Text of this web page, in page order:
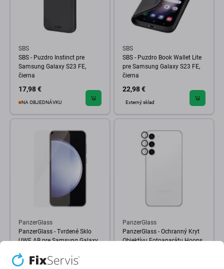
SBS
SBS - Puzdro Instinct pre
Samsung Galaxy S23 FE,
čierna
17,98 €
NA OBJEDNÁVKU
SBS
SBS - Puzdro Book Wallet Lite
pre Samsung Galaxy S23 FE,
čierna
22,98 €
Externý sklad
PanzerGlass
PanzerGlass - Tvrdené Sklo
UWF AB pre Samsung Galaxy
PanzerGlass
PanzerGlass - Ochranný Kryt
Objektívu Fotoaparátu Hoops